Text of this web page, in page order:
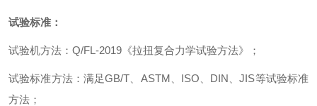
试验标准：
试验机方法 ： Q/FL-2019 《拉扭复合力学试验方法》 ；
试验标准方法： 满足GB/T ASTM ISO DIN 、JIS等试验标准
方法 ；